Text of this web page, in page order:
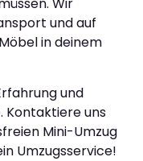
Wir
und auf
in deinem
und
Kontaktiere uns
Mini-Umzug
Umzugsservice!